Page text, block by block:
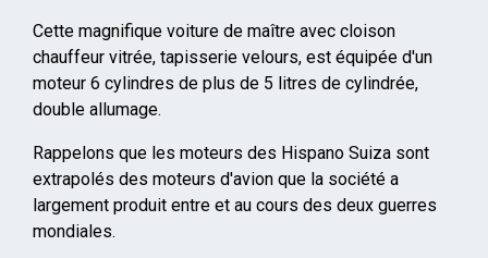
Cette magnifique voiture de maître avec cloison
chauffeur vitrée, tapisserie velours, est équipée d'un
moteur 6 cylindres de plus de 5 litres de cylindrée,
double allumage.
Rappelons que les moteurs des Hispano Suiza sont
extrapolés des moteurs d'avion que la société a
largement produit entre et au cours des deux guerres
mondiales.